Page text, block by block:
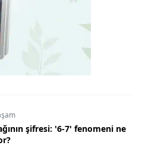
şifresi: '6-7' fenomeni ne